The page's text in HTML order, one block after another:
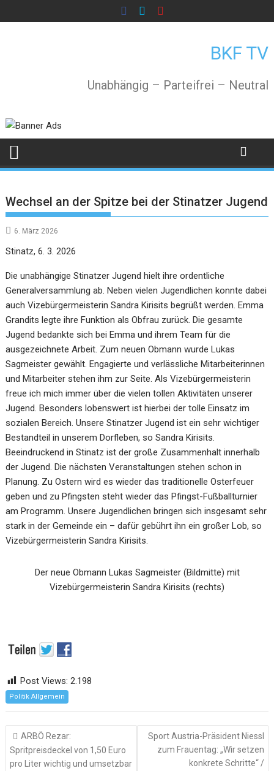
to
BKF TV
Unabhängig – Parteifrei – Neutral
Wechsel an der Spitze bei der Stinatzer Jugend
6. März 2026
Stinatz, 6. 3. 2026
Die unabhängige Stinatzer Jugend hielt ihre ordentliche
Generalversammlung ab. Neben vielen Jugendlichen konnte dabei
auch Vizebürgermeisterin Sandra Kirisits begrüßt werden. Emma
Grandits legte ihre Funktion als Obfrau zurück. Die gesamte
Jugend bedankte sich bei Emma und ihrem Team für die
ausgezeichnete Arbeit. Zum neuen Obmann wurde Lukas
Sagmeister gewählt. Engagierte und verlässliche Mitarbeiterinnen
und Mitarbeiter stehen ihm zur Seite. Als Vizebürgermeisterin
freue ich mich immer über die vielen tollen Aktivitäten unserer
Jugend. Besonders lobenswert ist hierbei der tolle Einsatz im
sozialen Bereich. Unsere Stinatzer Jugend ist ein sehr wichtiger
Bestandteil in unserem Dorfleben, so Sandra Kirisits.
Beeindruckend in Stinatz ist der große Zusammenhalt innerhalb
der Jugend. Die nächsten Veranstaltungen stehen schon in
Planung. Zu Ostern wird es wieder das traditionelle Osterfeuer
geben und zu Pfingsten steht wieder das Pfingst-Fußballturnier
am Programm. Unsere Jugendlichen bringen sich insgesamt sehr
stark in der Gemeinde ein – dafür gebührt ihn ein großer Lob, so
Vizebürgermeisterin Sandra Kirisits.
Der neue Obmann Lukas Sagmeister (Bildmitte) mit
Vizebürgermeisterin Sandra Kirisits (rechts)
Post Views: 2.198
Politik Allgemein
Beitragsnavigation
ARBÖ Rezar:
Spritpreisdeckel von 1,50 Euro
pro Liter wichtig und umsetzbar
Sport Austria-Präsident Niessl
zum Frauentag: „Wir setzen
konkrete Schritte“ /